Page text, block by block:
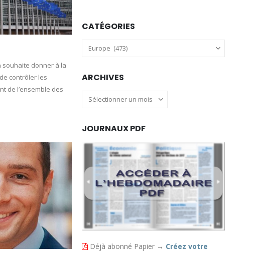
souhaite donner à la
contrôler les
de l’ensemble des
CATÉGORIES
Catégories
ARCHIVES
Archives
JOURNAUX PDF
Déjà abonné Papier → Créez votre